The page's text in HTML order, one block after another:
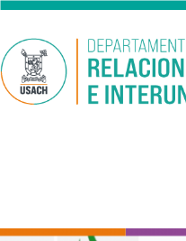
Pasar al contenido principal